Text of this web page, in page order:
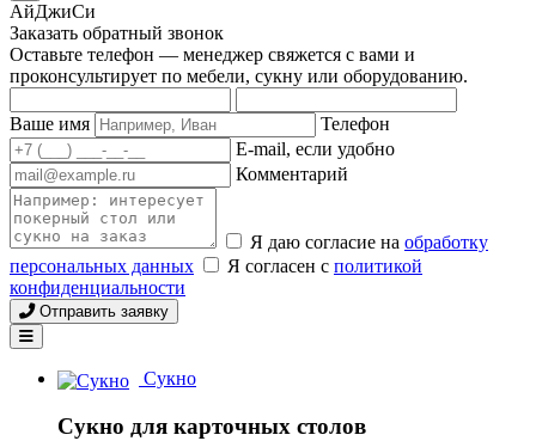
АйДжиСи
Заказать обратный звонок
Оставьте телефон — менеджер свяжется с вами и
проконсультирует по мебели, сукну или оборудованию.
Ваше имя
Телефон
E-mail, если удобно
Комментарий
Я даю согласие на обработку
персональных данных
Я согласен с политикой
конфиденциальности
Отправить заявку
Сукно
Сукно для карточных столов